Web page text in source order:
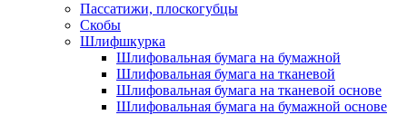
Пассатижи, плоскогубцы
Скобы
Шлифшкурка
Шлифовальная бумага на бумажной
Шлифовальная бумага на тканевой
Шлифовальная бумага на тканевой основе
Шлифовальная бумага на бумажной основе